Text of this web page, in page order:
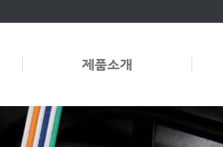
제품소개